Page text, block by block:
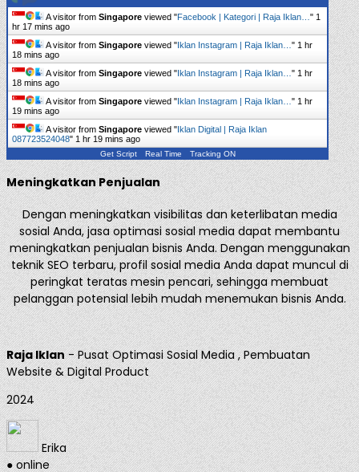
A visitor from Singapore viewed "Facebook | Kategori | Raja Iklan… " 1
hr 17 mins ago
A visitor from Singapore viewed "Iklan Instagram | Raja Iklan… " 1 hr
18 mins ago
A visitor from Singapore viewed "Iklan Instagram | Raja Iklan… " 1 hr
18 mins ago
A visitor from Singapore viewed "Iklan Instagram | Raja Iklan… " 1 hr
19 mins ago
A visitor from Singapore viewed "Iklan Digital | Raja Iklan
087723524048" 1 hr 19 mins ago
Get Script Real Time Tracking ON
Meningkatkan Penjualan
Dengan meningkatkan visibilitas dan keterlibatan media
sosial Anda, jasa optimasi sosial media dapat membantu
meningkatkan penjualan bisnis Anda. Dengan menggunakan
teknik SEO terbaru, profil sosial media Anda dapat muncul di
peringkat teratas mesin pencari, sehingga membuat
pelanggan potensial lebih mudah menemukan bisnis Anda.
Raja Iklan- Pusat Optimasi Sosial Media , Pembuatan
Website & Digital Product
2024
Erika
● online